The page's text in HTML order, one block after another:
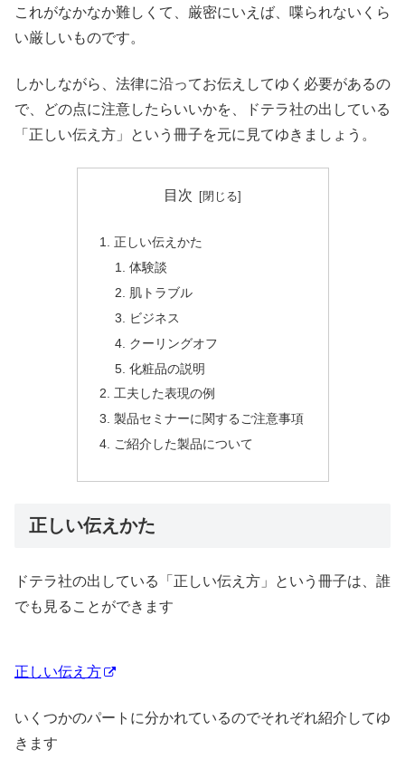
これがなかなか難しくて、厳密にいえば、喋られないくら
い厳しいものです。
しかしながら、法律に沿ってお伝えしてゆく必要があるの
で、どの点に注意したらいいかを、ドテラ社の出している
「正しい伝え方」という冊子を元に見てゆきましょう。
目次
正しい伝えかた
体験談
肌トラブル
ビジネス
クーリングオフ
化粧品の説明
工夫した表現の例
製品セミナーに関するご注意事項
ご紹介した製品について
正しい伝えかた
ドテラ社の出している「正しい伝え方」という冊子は、誰
でも見ることができます
正しい伝え方
いくつかのパートに分かれているのでそれぞれ紹介してゆ
きます